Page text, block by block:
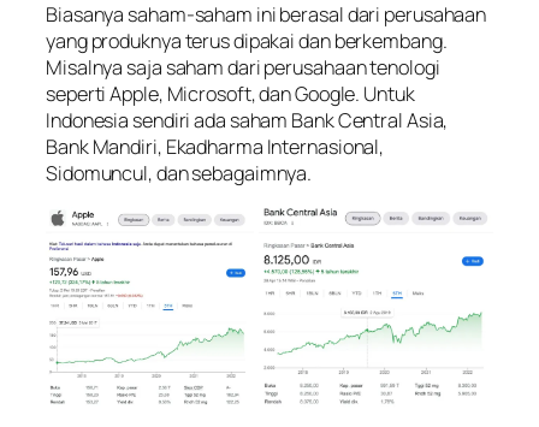
Biasanya saham-saham ini berasal dari perusahaan
yang produknya terus dipakai dan berkembang.
Misalnya saja saham dari perusahaan tenologi
seperti Apple, Microsoft, dan Google. Untuk
Indonesia sendiri ada saham Bank Central Asia,
Bank Mandiri, Ekadharma Internasional,
Sidomuncul, dan sebagaimnya.